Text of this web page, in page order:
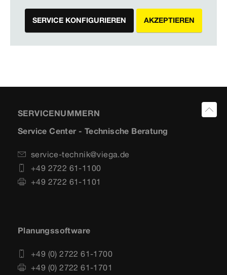
SERVICE KONFIGURIEREN AKZEPTIEREN
SERVICENUMMERN
Service Center - Technische Beratung
service-technik@viega.de
+49 2722 61-1100
+49 2722 61-1101
Planungssoftware
+49 (0) 2722 61-1700
+49 (0) 2722 61-1701